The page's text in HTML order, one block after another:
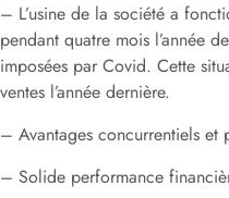
– L’usine de la société a
pendant quatre mois l’année
imposées par Covid. Cette
ventes l’année dernière.
– Avantages concurrentiels et
– Solide performance